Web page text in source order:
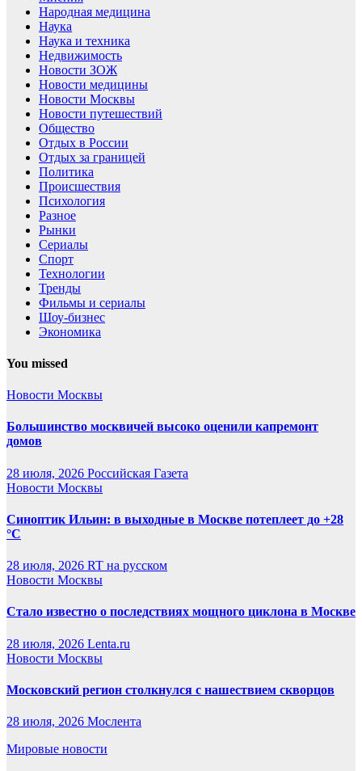
Народная медицина
Наука
Наука и техника
Недвижимость
Новости ЗОЖ
Новости медицины
Новости Москвы
Новости путешествий
Общество
Отдых в России
Отдых за границей
Политика
Происшествия
Психология
Разное
Рынки
Сериалы
Спорт
Технологии
Тренды
Фильмы и сериалы
Шоу-бизнес
Экономика
You missed
Новости Москвы
Большинство москвичей высоко оценили капремонт
домов
28 июля, 2026 Российская Газета
Новости Москвы
Синоптик Ильин: в выходные в Москве потеплеет до +28
°C
28 июля, 2026 RT на русском
Новости Москвы
Стало известно о последствиях мощного циклона в Москве
28 июля, 2026 Lenta.ru
Новости Москвы
Московский регион столкнулся с нашествием скворцов
28 июля, 2026 Мослента
Мировые новости